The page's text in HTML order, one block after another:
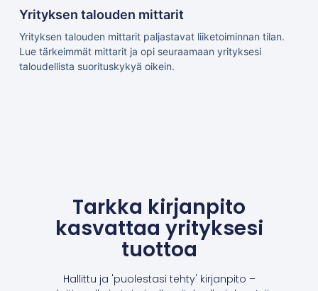
Yrityksen talouden mittarit
Yrityksen talouden mittarit paljastavat liiketoiminnan tilan.
Lue tärkeimmät mittarit ja opi seuraamaan yrityksesi
taloudellista suorituskykyä oikein.
Tarkka kirjanpito
kasvattaa yrityksesi
tuottoa
Hallittu ja 'puolestasi tehty' kirjanpito –